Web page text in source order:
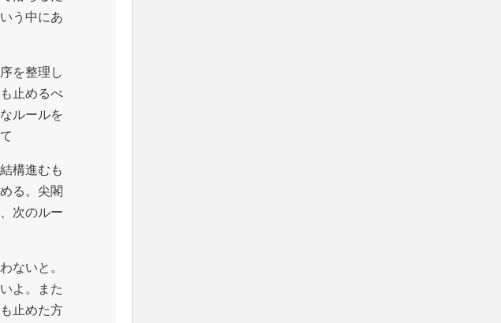
う中にあ
を整理し
止めるべ
ルールを
構進むも
る。尖閣
次のルー
ないと。
よ。また
止めた方